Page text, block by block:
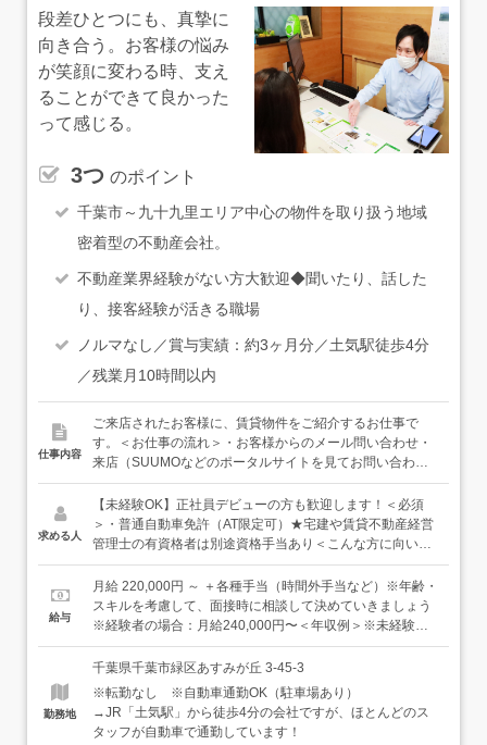
段差ひとつにも、真摯に
向き合う。お客様の悩み
が笑顔に変わる時、支え
ることができて良かった
って感じる。
3つ のポイント
千葉市～九十九里エリア中心の物件を取り扱う地域
密着型の不動産会社。
不動産業界経験がない方大歓迎◆聞いたり、話した
り、接客経験が活きる職場
ノルマなし／賞与実績：約3ヶ月分／土気駅徒歩4分
／残業月10時間以内
仕事内容
ご来店されたお客様に、賃貸物件をご紹介するお仕事で
す。＜お仕事の流れ＞・お客様からのメール問い合わせ・
来店（SUUMOなどのポータルサイトを見てお問い合わせ
くださる場合が多いです）↓・ヒアリング、内見同行お客様
のご希望を伺いながらお部屋をご紹介し、内見同行などを
行います。↓・契約、鍵の引き渡し気に入っていただければ
ご契約！ご契約に関する書類の作成などを行います。宅建
担当エリア：あすみが丘・土気が中心（8割）遠くても、
千葉市中央区・九十九里など★反響型営業なので、飛び込
み・テレアポなどはありません★入社後しばらくは、先輩
の資格をお持ちの方は、お給料にプラスで資格手当が付き
ます。まだお持ちでない方も、入社後に取得して資格手当
をゲットすることも可能。お仕事の幅も広がります！着実
に昇給もしていけるので、しっかりとキャリアを築いてい
求める人
【未経験OK】正社員デビューの方も歓迎します！＜必須
＞・普通自動車免許（AT限定可）★宅建や賃貸不動産経営
管理士の有資格者は別途資格手当あり＜こんな方に向いて
います＞・接客業の経験がある方・お客様に寄り添ったお
仕事がしたい方・課題や困りごとをクリアすることに前向
きな方
給与
月給 220,000円 ～ ＋各種手当（時間外手当など）※年齢・
スキルを考慮して、面接時に相談して決めていきましょう
※経験者の場合：月給240,000円〜＜年収例＞※未経験者
の場合・初年度：年収330万円・入社3年目：年収350万円
勤務地
千葉県千葉市緑区あすみが丘 3-45-3
※転勤なし ※自動車通勤OK（駐車場あり）
→JR「土気駅」から徒歩4分の会社ですが、ほとんどのス
タッフが自動車で通勤しています！